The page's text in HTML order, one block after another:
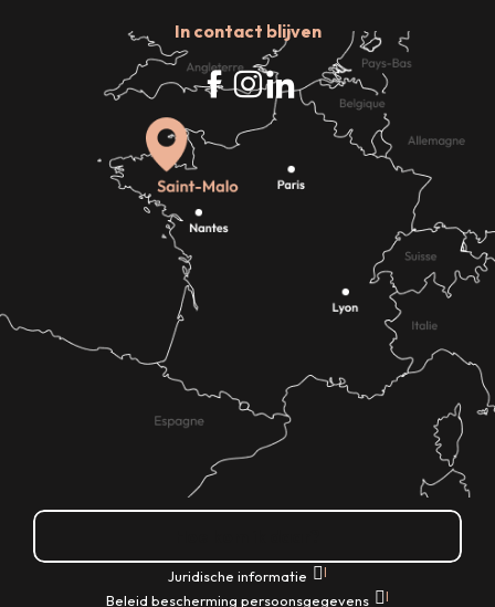
In contact blijven
Juridische informatie |
Beleid bescherming persoonsgegevens |